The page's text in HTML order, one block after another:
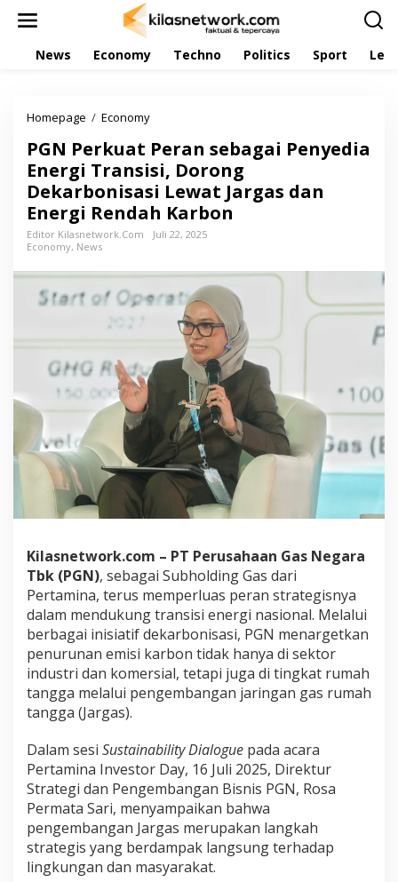
News Economy Techno Politics Sport
Homepage / Economy
N
P
e
r
k
u
a
P
e
r
e
i
P
y
i
a
E
n
e
r
g
i
T
s
i
s
i
,
D
o
r
PGN Perkuat Peran sebagai Penyedia
Energi Transisi, Dorong
Dekarbonisasi Lewat Jargas dan
Energi Rendah Karbon
Editor Kilasnetwork.com
Juli 22, 2025
Economy, News
Kilasnetwork.com – PT Perusahaan Gas Negara
Tbk (PGN), sebagai Subholding Gas dari
Pertamina, terus memperluas peran strategisnya
dalam mendukung transisi energi nasional. Melalui
berbagai inisiatif dekarbonisasi, PGN menargetkan
penurunan emisi karbon tidak hanya di sektor
industri dan komersial, tetapi juga di tingkat rumah
tangga melalui pengembangan jaringan gas rumah
tangga (Jargas).
Dalam sesi Sustainability Dialogue pada acara
Pertamina Investor Day, 16 Juli 2025, Direktur
Strategi dan Pengembangan Bisnis PGN, Rosa
Permata Sari, menyampaikan bahwa
pengembangan Jargas merupakan langkah
strategis yang berdampak langsung terhadap
lingkungan dan masyarakat.